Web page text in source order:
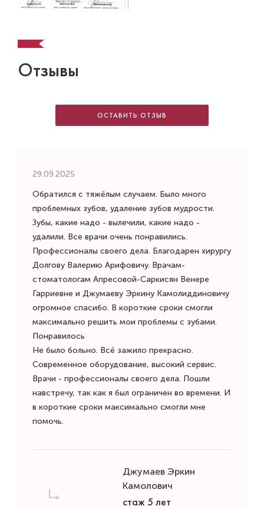
Отзывы
ОСТАВИТЬ ОТЗЫВ
29.09.2025
Обратился с тяжёлым случаем. Было много
проблемных зубов, удаление зубов мудрости.
Зубы, какие надо - вылечили, какие надо -
удалили. Все врачи очень понравились.
Профессионалы своего дела. Благодарен хирургу
Долгову Валерию Арифовичу. Врачам-
стоматологам Апресовой-Саркисян Венере
Гарриевне и Джумаеву Эркину Камолиддиновичу
огромное спасибо. В короткие сроки смогли
максимально решить мои проблемы с зубами.
Понравилось
Не было больно. Всё зажило прекрасно.
Современное оборудование, высокий сервис.
Врачи - профессионалы своего дела. Пошли
навстречу, так как я был ограничен во времени. И
в короткие сроки максимально смогли мне
помочь.
Джумаев Эркин
Камолович
стаж 5 лет